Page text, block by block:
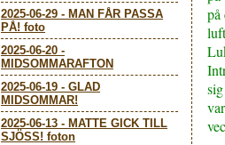
2025-06-29 - MAN FÅR PASSA
PÅ! foto
2025-06-20 -
MIDSOMMARAFTON
2025-06-19 - GLAD
MIDSOMMAR!
2025-06-13 - MATTE GICK TILL
SJÖSS! foton
på